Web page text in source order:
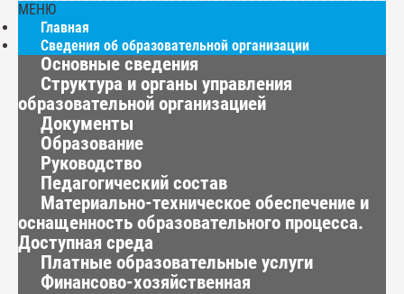
МЕНЮ
Главная
Сведения об образовательной организации
Основные сведения
Структура и органы управления
образовательной организацией
Документы
Образование
Руководство
Педагогический состав
Материально-техническое обеспечение и
оснащенность образовательного процесса.
Доступная среда
Платные образовательные услуги
Финансово-хозяйственная